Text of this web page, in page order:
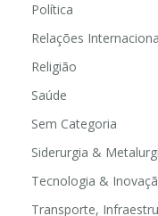
Política
Relações
Religião
Saúde
Sem Categoria
Siderurgia &
Tecnologia &
Transporte,